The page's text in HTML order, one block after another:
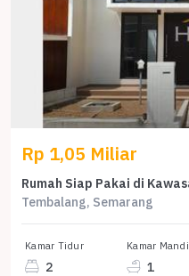
Rp 1,05 Miliar
Tembalang, Semarang
Kamar Tidur
2
Kamar Mandi
1